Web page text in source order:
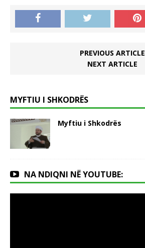
PREVIOUS ARTICLE
NEXT ARTICLE
MYFTIU I SHKODRËS
Myftiu i Shkodrës
NA NDIQNI NË YOUTUBE: